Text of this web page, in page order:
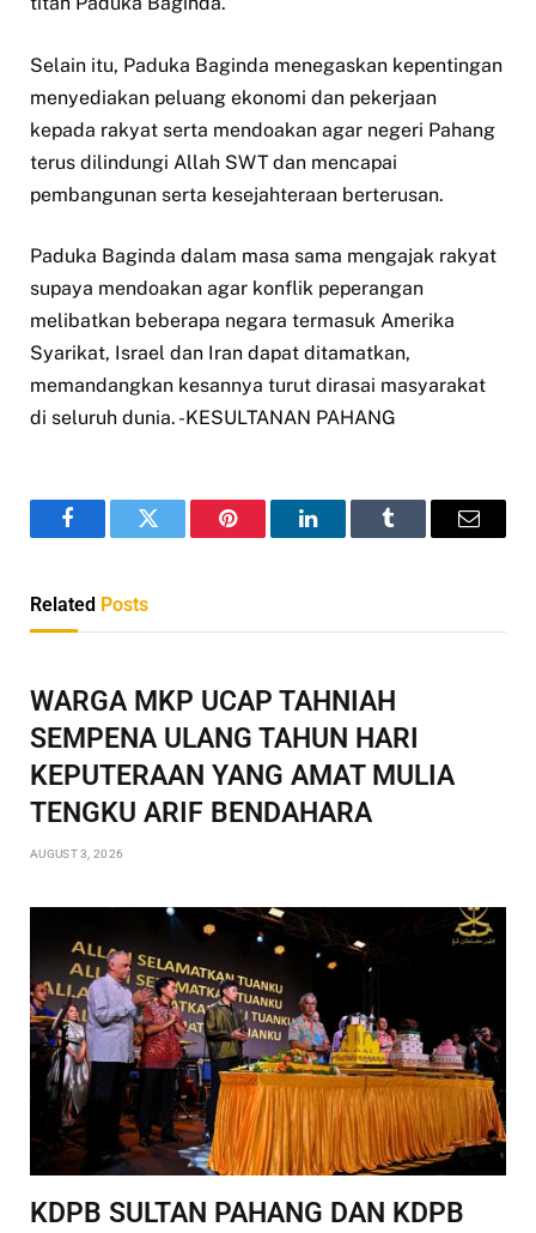
Selain itu, Paduka Baginda menegaskan kepentingan
menyediakan peluang ekonomi dan pekerjaan
kepada rakyat serta mendoakan agar negeri Pahang
terus dilindungi Allah SWT dan mencapai
pembangunan serta kesejahteraan berterusan.
Paduka Baginda dalam masa sama mengajak rakyat
supaya mendoakan agar konflik peperangan
melibatkan beberapa negara termasuk Amerika
Syarikat, Israel dan Iran dapat ditamatkan,
memandangkan kesannya turut dirasai masyarakat
di seluruh dunia. -KESULTANAN PAHANG
FacebookTwitter Pinterest LinkedInTumblr Email
Related Posts
WARGA MKP UCAP TAHNIAH
SEMPENA ULANG TAHUN HARI
KEPUTERAAN YANG AMAT MULIA
TENGKU ARIF BENDAHARA
AUGUST 3, 2026
KDPB SULTAN PAHANG DAN KDPB